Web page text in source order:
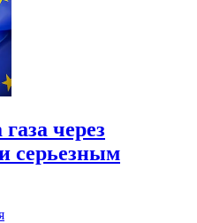
через
серьезным